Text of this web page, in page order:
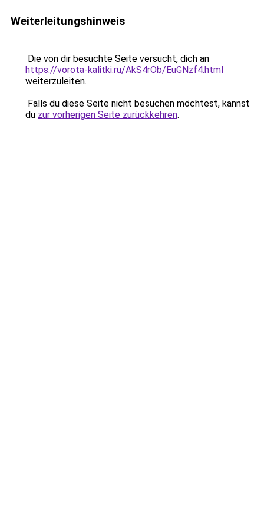
Weiterleitungshinweis
Die von dir besuchte Seite versucht, dich an
https://vorota-kalitki.ru/AkS4rOb/EuGNzf4.html
weiterzuleiten.
Falls du diese Seite nicht besuchen möchtest, kannst
du zur vorherigen Seite zurückkehren.